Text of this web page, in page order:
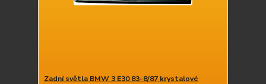
Zadní světla BMW 3 E30 83-8/87 krystalové